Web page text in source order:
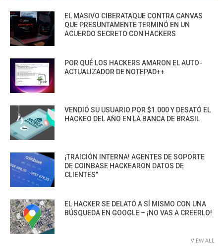
EL MASIVO CIBERATAQUE CONTRA CANVAS
QUE PRESUNTAMENTE TERMINÓ EN UN
ACUERDO SECRETO CON HACKERS
POR QUÉ LOS HACKERS AMARON EL AUTO-
ACTUALIZADOR DE NOTEPAD++
VENDIÓ SU USUARIO POR $1.000 Y DESATÓ EL
HACKEO DEL AÑO EN LA BANCA DE BRASIL
¡TRAICIÓN INTERNA! AGENTES DE SOPORTE
DE COINBASE HACKEARON DATOS DE
CLIENTES”
EL HACKER SE DELATÓ A SÍ MISMO CON UNA
BÚSQUEDA EN GOOGLE – ¡NO VAS A CREERLO!
VIEW ALL